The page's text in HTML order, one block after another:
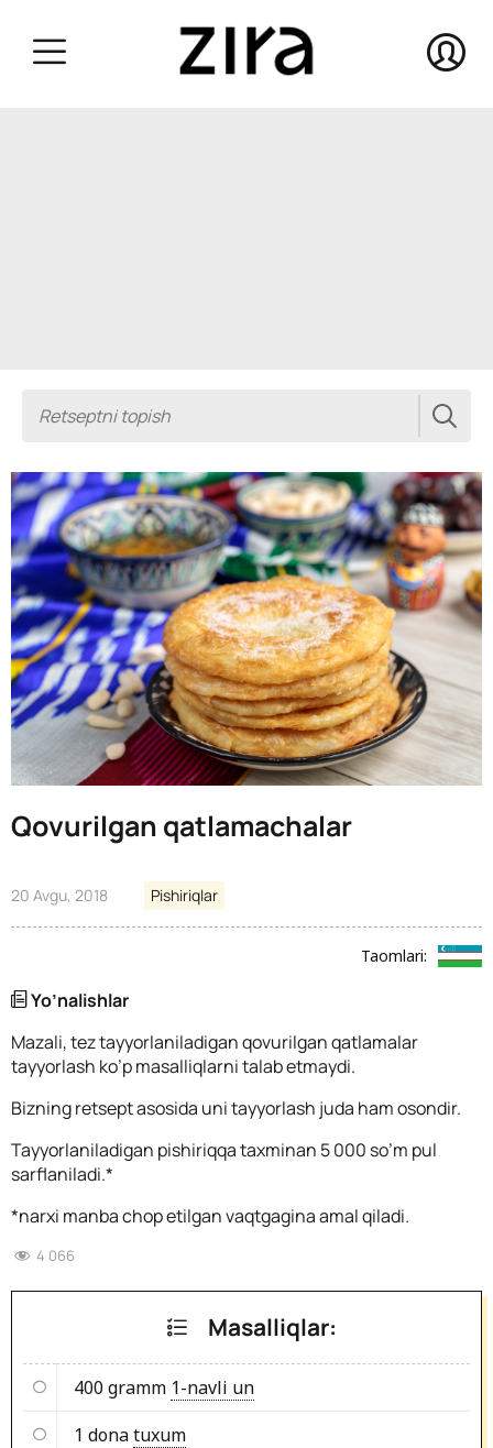
Qovurilgan qatlamachalar
20 Avgu, 2018 Pishiriqlar
Taomlari:
Yo’nalishlar
Mazali, tez tayyorlaniladigan qovurilgan qatlamalar
tayyorlash ko’p masalliqlarni talab etmaydi.
Bizning retsept asosida uni tayyorlash juda ham osondir.
Tayyorlaniladigan pishiriqqa taxminan 5 000 so’m pul
sarflaniladi.*
*narxi manba chop etilgan vaqtgagina amal qiladi.
4 066
Masalliqlar:
400 gramm 1-navli un
1 donatuxum